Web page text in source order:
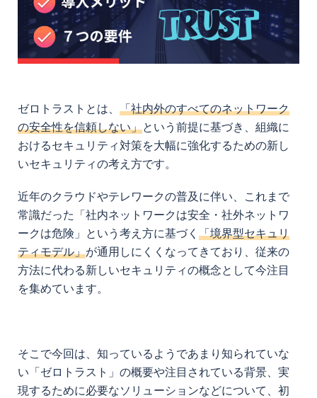
ゼロトラストとは、 「社内外のすべてのネットワーク
の安全性を信頼しない」という前提に基づき、組織に
おけるセキュリティ対策を大幅に強化するための新し
いセキュリティの考え方です。
近年のクラウドやテレワークの普及に伴い、これまで
常識だった「社内ネットワークは安全・社外ネットワ
ークは危険」という考え方に基づく 「境界型セキュリ
ティモデル」が通用しにくくなってきており、従来の
方法に代わる新しいセキュリティの概念として今注目
を集めています。
そこで今回は、知っているようであまり知られていな
い「ゼロトラスト」の概要や注目されている背景、実
現するために必要なソリューションなどについて、初